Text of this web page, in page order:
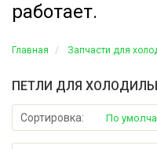
работает.
Главная Запчасти для
ПЕТЛИ ДЛЯ
Сортировка: По